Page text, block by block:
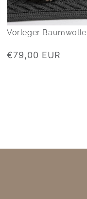
Vorleger
Normaler
€79,00 EUR